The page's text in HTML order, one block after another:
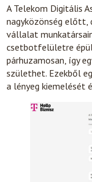
A Telekom Digitális
nagyközönség előtt,
vállalat
csetbotfelületre
párhuzamosan, így
születhet. Ezekből
a lényeg kiemelését